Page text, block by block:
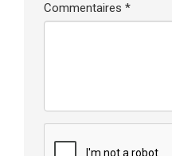
Commentaires *